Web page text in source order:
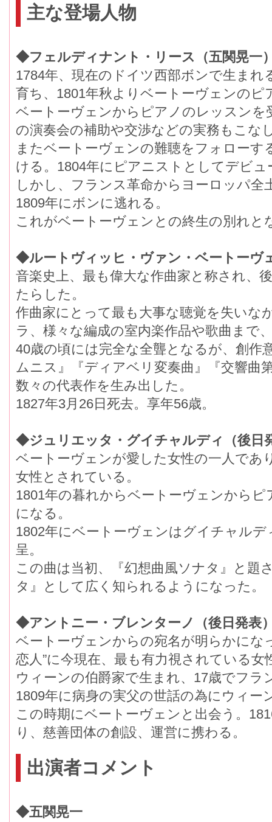
主な登場人物
◆フェルディナント・リース（五関晃一
1784年、現在のドイツ西部ボンで生まれ
育ち、1801年秋よりベートーヴェンのピ
ベートーヴェンからピアノのレッスンを
の演奏会の補助や交渉などの実務もこな
またベートーヴェンの難聴をフォローす
ける。1804年にピアニストとしてデビュ
しかし、フランス革命からヨーロッパ全
1809年にボンに逃れる。
これがベートーヴェンとの終生の別れと
◆ルートヴィッヒ・ヴァン・ベートーヴ
音楽史上、最も偉大な作曲家と称され、
たらした。
作曲家にとって最も大事な聴覚を失いな
ラ、様々な編成の室内楽作品や歌曲まで
40歳の頃には完全な全聾となるが、創作
ムニス』『ディアベリ変奏曲』『交響曲
数々の代表作を生み出した。
1827年3月26日死去。享年56歳。
◆ジュリエッタ・グイチャルディ（後日
ベートーヴェンが愛した女性の一人であ
女性とされている。
1801年の暮れからベートーヴェンから
になる。
1802年にベートーヴェンはグイチャル
呈。
この曲は当初、『幻想曲風ソナタ』と題
タ』として広く知られるようになった。
◆アントニー・ブレンターノ（後日発表
ベートーヴェンからの宛名が明らかにな
恋人”に今現在、最も有力視されている女
ウィーンの伯爵家で生まれ、17歳でフラ
1809年に病身の実父の世話の為にウィー
この時期にベートーヴェンと出会う。
り、慈善団体の創設、運営に携わる。
出演者コメント
◆五関晃一